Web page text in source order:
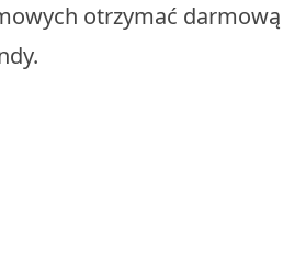
otrzymać darmową